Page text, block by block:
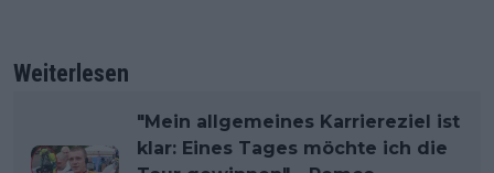
Weiterlesen
"Mein allgemeines Karriereziel ist
klar: Eines Tages möchte ich die